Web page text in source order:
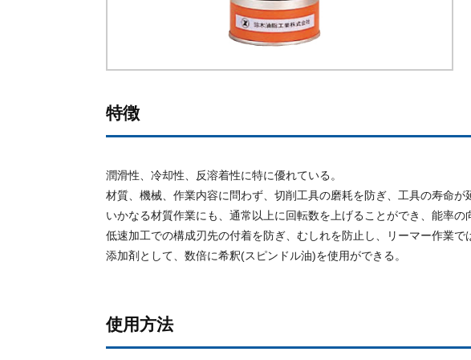
特徴
潤滑性、冷却性、反溶着性に特に優れている。
材質、機械、作業内容に問わず、切削工具の磨耗を防ぎ、工具の寿命が
いかなる材質作業にも、通常以上に回転数を上げることができ、能率
低速加工での構成刃先の付着を防ぎ、むしれを防止し、リーマー作業で
添加剤として、数倍に希釈(スピンドル油)を使用ができる。
使用方法